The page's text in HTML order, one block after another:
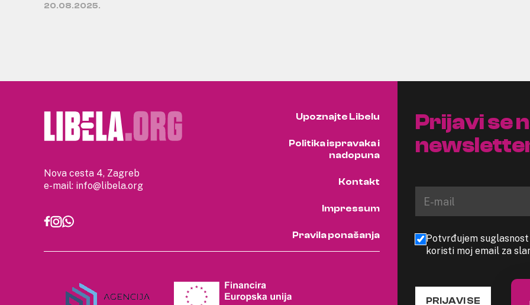
20.08.2025.
Nova cesta 4, Zagreb
e-mail: info@libela.org
Upoznajte Libelu
Politika ispravaka i
nadopuna
Kontakt
Impressum
Pravila ponašanja
Prijavi se
Potvrđujem
koristi moj email za
PRIJAVI SE